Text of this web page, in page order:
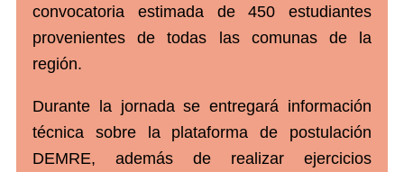
convocatoria estimada de 450 estudiantes
provenientes de todas las comunas de la
región.
Durante la jornada se entregará información
técnica sobre la plataforma de postulación
DEMRE, además de realizar ejercicios